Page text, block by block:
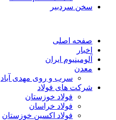
سخن سردبیر
صفحه اصلی
اخبار
آلومینیوم ایران
معدن
سرب و روی مهدی آباد
شرکت های فولاد
فولاد خوزستان
فولاد خراسان
فولاد اکسین خوزستان